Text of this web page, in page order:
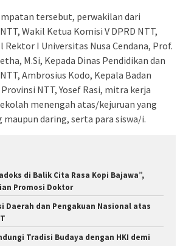
tersebut, perwakilan dari
Wakil Ketua Komisi V DPRD NTT,
Rektor I Universitas Nusa Cendana, Prof.
M.Si, Kepada Dinas Pendidikan dan
Ambrosius Kodo, Kepala Badan
NTT, Yosef Rasi, mitra kerja
menengah atas/kejuruan yang
maupun daring, serta para siswa/i.
di Balik Cita Rasa Kopi Bajawa”,
Promosi Doktor
Daerah dan Pengakuan Nasional atas
Tradisi Budaya dengan HKI demi